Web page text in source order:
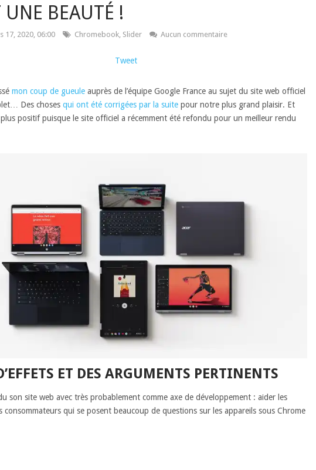
UNE BEAUTÉ !
17, 2020, 06:00 Chromebook, Slider Aucun commentaire
Tweet
mon coup de gueuleauprès de l’équipe Google France au sujet du site web officiel
Des choses qui ont été corrigées par la suitepour notre plus grand plaisir. Et
plus positif puisque le site officiel a récemment été refondu pour un meilleur rendu
ET DES ARGUMENTS PERTINENTS
son site web avec très probablement comme axe de développement : aider les
consommateurs qui se posent beaucoup de questions sur les appareils sous Chrome